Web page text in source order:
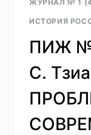
ЖУРНАЛ № 1
ИСТОРИЯ
ПИЖ
С.